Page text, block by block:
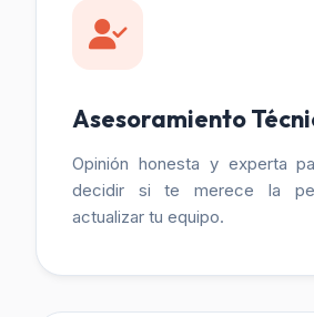
Asesoramiento
Opinión honesta y experta
decidir si te merece la
actualizar tu equipo.